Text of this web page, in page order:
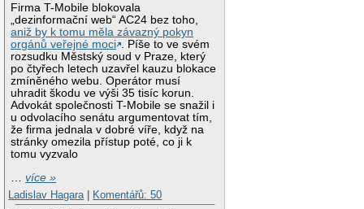
Firma T-Mobile blokovala
„dezinformační web“ AC24 bez toho,
aniž by k tomu měla závazný pokyn
orgánů veřejné moci
. Píše to ve svém
rozsudku Městský soud v Praze, který
po čtyřech letech uzavřel kauzu blokace
zmíněného webu. Operátor musí
uhradit škodu ve výši 35 tisíc korun.
Advokát společnosti T-Mobile se snažil i
u odvolacího senátu argumentovat tím,
že firma jednala v dobré víře, když na
stránky omezila přístup poté, co ji k
tomu vyzvalo
…více »
Ladislav Hagara| Komentářů: 50